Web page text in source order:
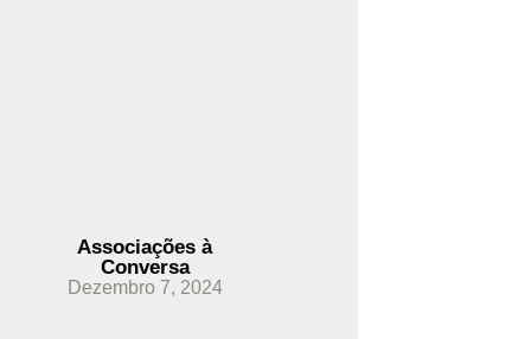
Associações à
Conversa
Dezembro 7, 2024